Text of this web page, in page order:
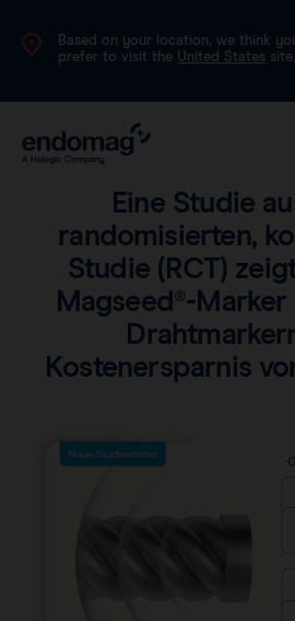
Based on your location, we think
prefer to visit the United States site.
Magseed®
Klinische Daten
Wir über uns.
Eine Studie
randomisierten,
Studie (RCT)
Magseed®-
Kostenersparnis